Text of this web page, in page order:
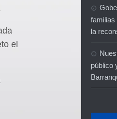
el
familias
la
público